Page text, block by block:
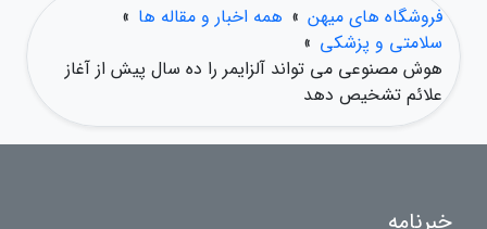
فروشگاه های میهن » همه اخبار و مقاله ها »
سلامتی و پزشکی »
هوش مصنوعی می تواند آلزایمر را ده سال پیش از آغاز
علائم تشخیص دهد